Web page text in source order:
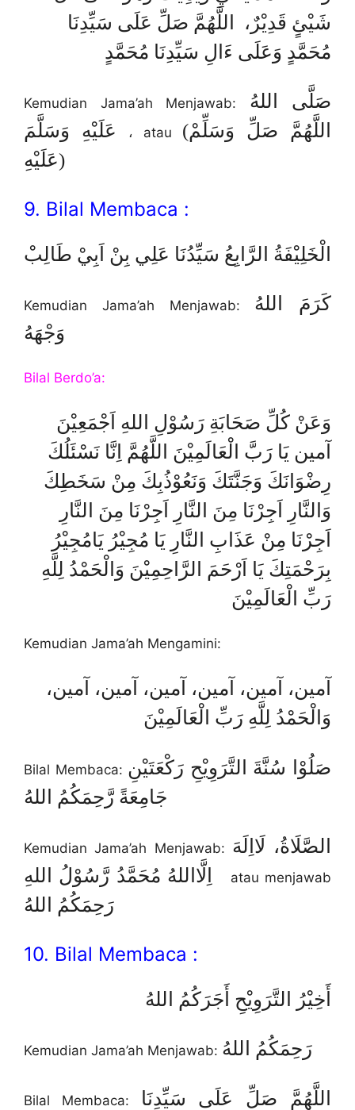
شَيْئٍ قَدِيْرٌ، اللَّهُمَّ صَلِّ عَلَى سَيِّدِنَا
مُحَمَّدٍ وَعَلَى ءَالِ سَيِّدِنَا مُحَمَّدٍ
Kemudian Jama’ah Menjawab: صَلَّى اللهُ
، atau (اللَّهُمَّ صَلِّ وَسَلِّمْ
عَلَيْهِ)
9. Bilal Membaca :
الْخَلِيْفَةُ الرَّابِعُ سَيِّدُنَا عَلِي بِنْ اَبِيْ طَالِبْ
Kemudian Jama’ah Menjawab: كَرَمَ اللهُ
وَجْهَهُ
Bilal Berdo’a:
وَعَنْ كُلِّ صَحَابَةِ رَسُوْلِ اللهِ اَجْمَعِيْنَ
آمين يَا رَبَّ الْعَالَمِيْنَ اللَّهُمَّ اِنَّا نَسْئَلُكَ
رِضْوَانَكَ وَجَنَّتَكَ وَنَعُوْذُبِكَ مِنْ سَخَطِكَ
وَالنَّارِ اَجِرْنَا مِنَ النَّارِ اَجِرْنَا مِنَ النَّارِ
اَجِرْنَا مِنْ عَذَابِ النَّارِ يَا مُجِيْرُ يَامُجِيْرُ
بِرَحْمَتِكَ يَا اَرْحَمَ الرَّاحِمِيْنَ وَالْحَمْدُ لِلَّهِ
رَبِّ الْعَالَمِيْنَ
Kemudian Jama’ah Mengamini:
آمين، آمين، آمين، آمين، آمين، آمين،
وَالْحَمْدُ لِلَّهِ رَبِّ الْعَالَمِيْنَ
Bilal Membaca: صَلُوْا سُنَّةَ التَّرَوِيْحِ رَكْعَتَيْنِ
جَامِعَةً رَّحِمَكُمُ اللهُ
Kemudian Jama’ah Menjawab: الصَّلَاةُ، لَااِلَهَ
atau menjawab
رَحِمَكُمُ اللهُ
10. Bilal Membaca :
أَخِيْرُ التَّرَوِيْحِ أَجَرَكُمُ اللهُ
Kemudian Jama’ah Menjawab: رَحِمَكُمُ اللهُ
Bilal Membaca:
اللَّهُمَّ صَلِّ عَلَى سَيِّدِنَا